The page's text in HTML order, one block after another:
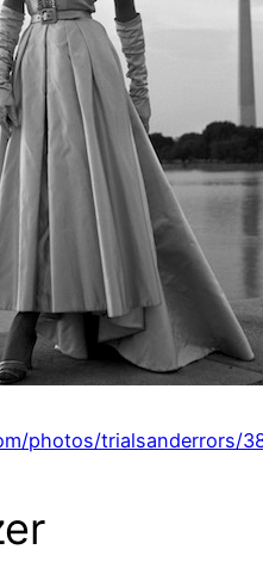
photos/trialsanderrors/